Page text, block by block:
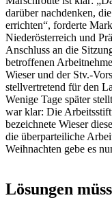
darüber nachdenken,
errichten“, forderte
Niederösterreich und
Anschluss an die
betroffenen
Wieser und der Stv.-
stellvertretend für den
Wenige Tage später
war klar: Die
bezeichnete Wieser
die überparteiliche
Weihnachten gebe es
Lösungen